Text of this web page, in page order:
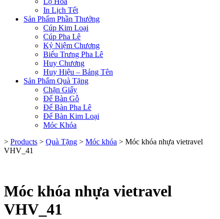
In Lịch Tết
Sản Phẩm Phần Thưởng
Cúp Kim Loại
Cúp Pha Lê
Kỷ Niệm Chương
Biểu Trưng Pha Lê
Huy Chương
Huy Hiệu – Bảng Tên
Sản Phẩm Quà Tặng
Chặn Giấy
Để Bàn Gỗ
Để Bàn Pha Lê
Để Bàn Kim Loại
Móc Khóa
> Products > Quà Tặng > Móc khóa > Móc khóa nhựa vietravel
VHV_41
Móc khóa nhựa vietravel
VHV_41